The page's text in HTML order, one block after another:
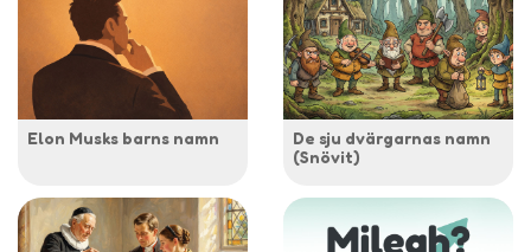
Elon Musks barns namn
De sju dvärgarnas namn
(Snövit)